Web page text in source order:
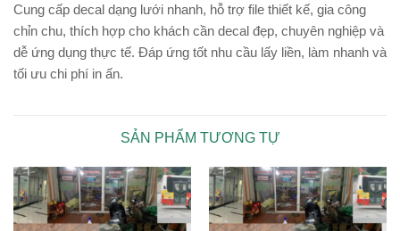
Cung cấp decal dạng lưới nhanh, hỗ trợ file thiết kế, gia công
chỉn chu, thích hợp cho khách cần decal đẹp, chuyên nghiệp và
dễ ứng dụng thực tế. Đáp ứng tốt nhu cầu lấy liền, làm nhanh và
tối ưu chi phí in ấn.
SẢN PHẨM TƯƠNG TỰ